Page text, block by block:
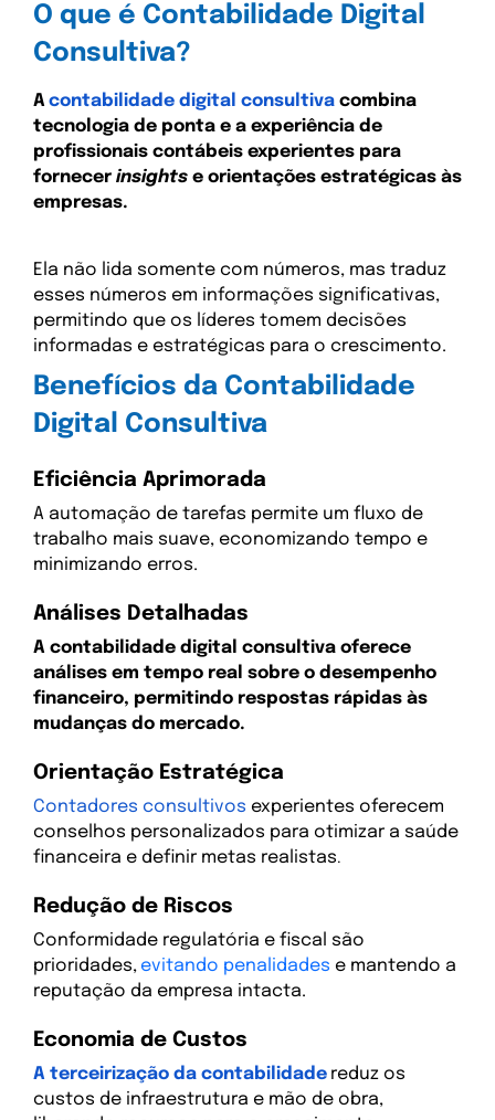
O que é Contabilidade Digital
Consultiva?
Acontabilidade digital consultiva combina
tecnologia de ponta e a experiência de
profissionais contábeis experientes para
fornecer insights e orientações estratégicas às
empresas.
Ela não lida somente com números, mas traduz
esses números em informações significativas,
permitindo que os líderes tomem decisões
informadas e estratégicas para o crescimento.
Benefícios da Contabilidade
Digital Consultiva
Eficiência Aprimorada
A automação de tarefas permite um fluxo de
trabalho mais suave, economizando tempo e
minimizando erros.
Análises Detalhadas
A contabilidade digital consultiva oferece
análises em tempo real sobre o desempenho
financeiro, permitindo respostas rápidas às
mudanças do mercado.
Orientação Estratégica
Contadores consultivos experientes oferecem
conselhos personalizados para otimizar a saúde
financeira e definir metas realistas.
Redução de Riscos
Conformidade regulatória e fiscal são
prioridades, evitando penalidades e mantendo a
reputação da empresa intacta.
Economia de Custos
A terceirização da contabilidade reduz os
custos de infraestrutura e mão de obra,